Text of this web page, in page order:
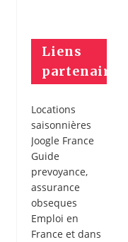
Liens
partenaires
Locations
saisonnières
Joogle France
Guide
prevoyance,
assurance
obseques
Emploi en
France et dans